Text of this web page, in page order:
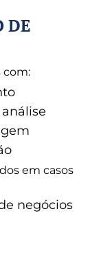
DE
com:
em casos
negócios